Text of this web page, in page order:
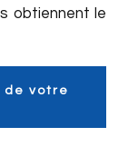
obtiennent le
de votre